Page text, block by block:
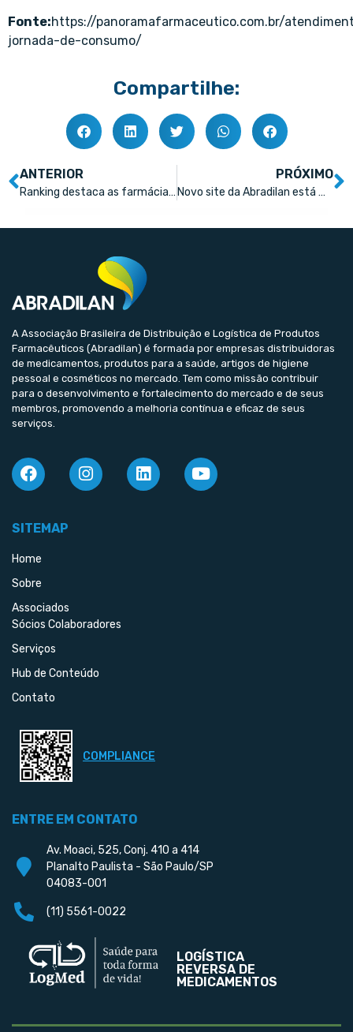
Fonte:https://panoramafarmaceutico.com.br/
jornada-de-consumo/
Compartilhe:
ANTERIOR
Ranking destaca as farmácias mais eficientes do Brasil
PRÓXIMO
Novo site da Abradilan está mais completo e dinâmico
A Associação Brasileira de Distribuição e Logística de Produtos
Farmacêuticos (Abradilan) é formada por empresas distribuidoras
de medicamentos, produtos para a saúde, artigos de higiene
pessoal e cosméticos no mercado. Tem como missão contribuir
para o desenvolvimento e fortalecimento do mercado e de seus
membros, promovendo a melhoria contínua e eficaz de seus
serviços.
SITEMAP
Home
Sobre
Associados
Sócios Colaboradores
Serviços
Hub de Conteúdo
Contato
COMPLIANCE
ENTRE EM CONTATO
Av. Moaci, 525, Conj. 410 a 414
Planalto Paulista - São Paulo/SP
04083-001
(11) 5561-0022
LOGÍSTICA
REVERSA DE
MEDICAMENTOS